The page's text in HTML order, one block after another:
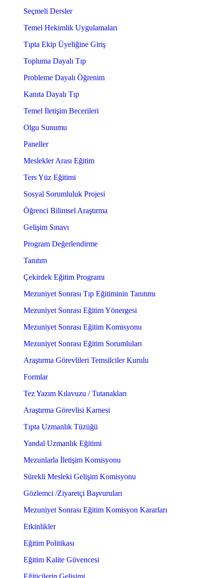
Seçmeli Dersler
Temel Hekimlik Uygulamaları
Tıpta Ekip Üyeliğine Giriş
Topluma Dayalı Tıp
Probleme Dayalı Öğrenim
Kanıta Dayalı Tıp
Temel İletişim Becerileri
Olgu Sunumu
Paneller
Meslekler Arası Eğitim
Ters Yüz Eğitimi
Sosyal Sorumluluk Projesi
Öğrenci Bilimsel Araştırma
Gelişim Sınavı
Program Değerlendirme
Tanıtım
Çekirdek Eğitim Programı
Mezuniyet Sonrası Tıp Eğitiminin Tanıtımı
Mezuniyet Sonrası Eğitim Yönergesi
Mezuniyet Sonrası Eğitim Komisyonu
Mezuniyet Sonrası Eğitim Sorumluları
Araştırma Görevlileri Temsilciler Kurulu
Formlar
Tez Yazım Kılavuzu / Tutanakları
Araştırma Görevlisi Karnesi
Tıpta Uzmanlık Tüzüğü
Yandal Uzmanlık Eğitimi
Mezunlarla İletişim Komisyonu
Sürekli Mesleki Gelişim Komisyonu
Gözlemci /Ziyaretçi Başvuruları
Mezuniyet Sonrası Eğitim Komisyon Kararları
Etkinlikler
Eğitim Politikası
Eğitim Kalite Güvencesi